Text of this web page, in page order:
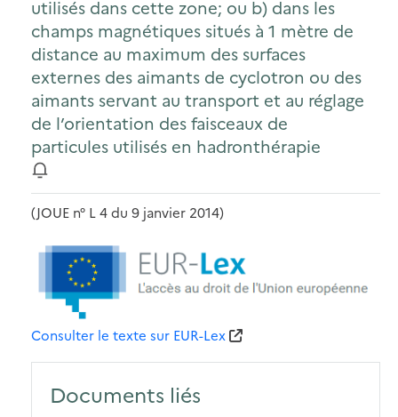
utilisés dans cette zone; ou b) dans les
champs magnétiques situés à 1 mètre de
distance au maximum des surfaces
externes des aimants de cyclotron ou des
aimants servant au transport et au réglage
de l’orientation des faisceaux de
particules utilisés en hadronthérapie
(JOUE n° L 4 du 9 janvier 2014)
Consulter le texte sur EUR-Lex
Documents liés